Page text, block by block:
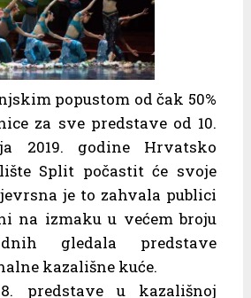
popustom od čak 50%
za sve predstave od 10.
2019. godine Hrvatsko
Split počastit će svoje
je to zahvala publici
na izmaku u većem broju
gledala predstave
kazališne kuće.
predstave u kazališnoj